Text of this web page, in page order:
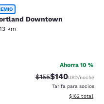
Downtown
Downtown
km
estrellas. Muy bueno. 420 reseñas
Ahorra 10 %
Precio tachado:
$155Precio con
$140USD/noche
Tarifa para socios
Ver detalles
$162 total